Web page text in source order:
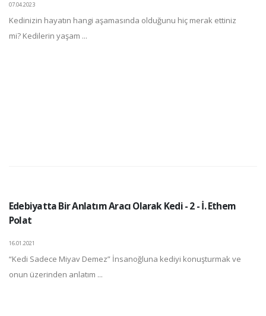
07.04.2023
Kedinizin hayatın hangi aşamasında olduğunu hiç merak ettiniz
mi? Kedilerin yaşam ...
Edebiyatta Bir Anlatım Aracı Olarak Kedi - 2 - İ. Ethem
Polat
16.01.2021
“Kedi Sadece Miyav Demez” İnsanoğluna kediyi konuşturmak ve
onun üzerinden anlatım ...